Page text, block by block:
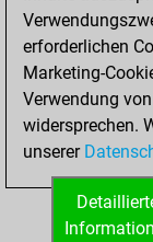
erforderlichen
Marketing-
Verwendung
widersprechen.
unserer